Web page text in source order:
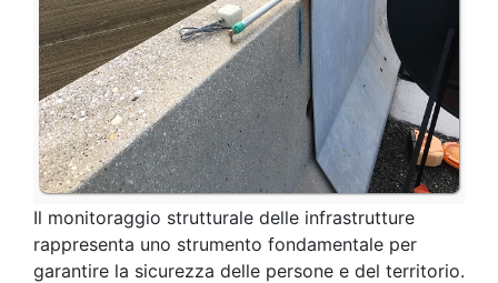
Il monitoraggio strutturale delle infrastrutture
rappresenta uno strumento fondamentale per
garantire la sicurezza delle persone e del territorio.